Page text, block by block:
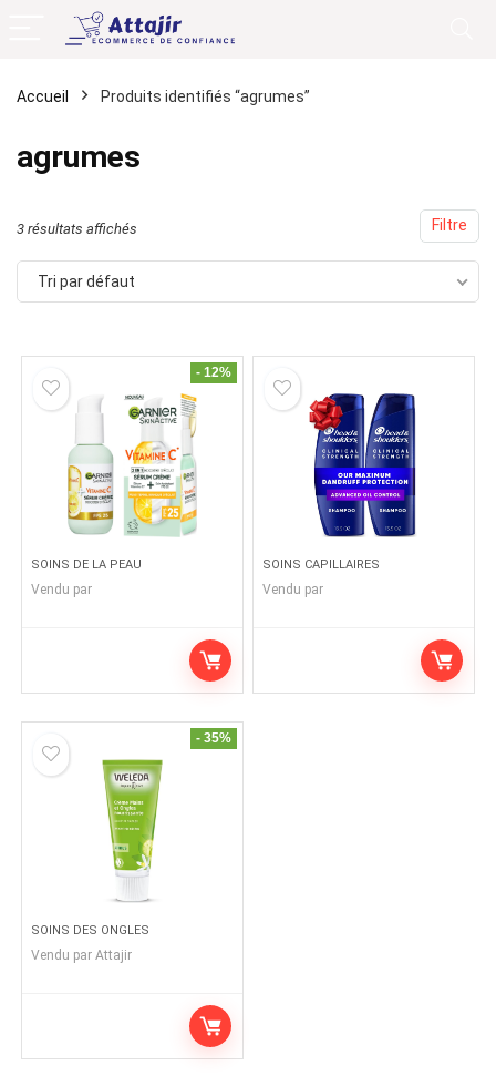
Accueil Produits identifiés “agrumes”
agrumes
Filtre
3 résultats affichés
Tri par défaut
- 12%
SOINS DE LA PEAU
Vendu par
SOINS CAPILLAIRES
Vendu par
- 35%
SOINS DES ONGLES
Vendu par Attajir